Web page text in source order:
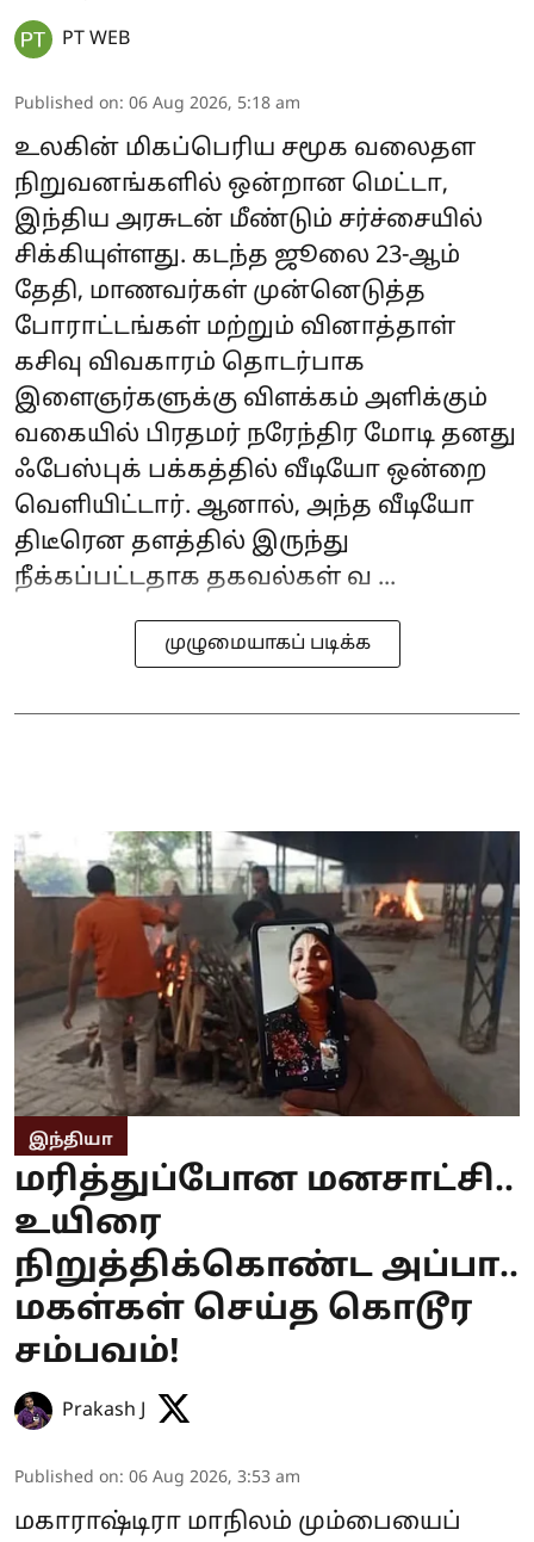
PT WEB
Published on: 06 Aug 2026, 5:18 am
உலகின் மிகப்பெரிய சமூக வலைதள
நிறுவனங்களில் ஒன்றான மெட்டா,
இந்திய அரசுடன் மீண்டும் சர்ச்சையில்
சிக்கியுள்ளது. கடந்த ஜூலை 23-ஆம்
தேதி, மாணவர்கள் முன்னெடுத்த
போராட்டங்கள் மற்றும் வினாத்தாள்
கசிவு விவகாரம் தொடர்பாக
இளைஞர்களுக்கு விளக்கம் அளிக்கும்
வகையில் பிரதமர் நரேந்திர மோடி தனது
ஃபேஸ்புக் பக்கத்தில் வீடியோ ஒன்றை
வெளியிட்டார். ஆனால், அந்த வீடியோ
திடீரென தளத்தில் இருந்து
நீக்கப்பட்டதாக தகவல்கள் வ ...
முழுமையாகப் படிக்க
இந்தியா
மரித்துப்போன மனசாட்சி..
உயிரை
நிறுத்திக்கொண்ட அப்பா..
மகள்கள் செய்த கொடூர
சம்பவம்!
Prakash J
Published on: 06 Aug 2026, 3:53 am
மகாராஷ்டிரா மாநிலம் மும்பையைப்